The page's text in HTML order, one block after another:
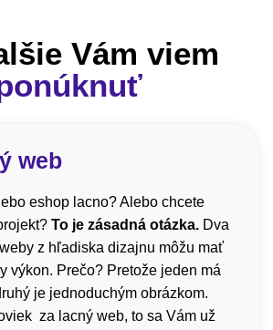
Vám viem
web
eshop lacno? Alebo chcete
To je zásadná otázka. Dva
z hľadiska dizajnu môžu mať
výkon. Prečo? Pretože jeden má
je jednoduchým obrázkom.
za lacný web, to sa Vám už